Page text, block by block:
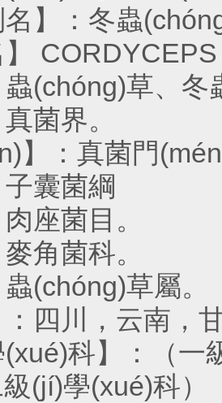
：冬蟲(chóng)
CORDYCEPS
草、冬蟲
界。
】：真菌門
囊菌綱
菌目。
菌科。
草屬。
，云南，甘
科】：（一級
(jí)學(xué)科）